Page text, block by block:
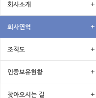
회사소개 +
회사연혁 +
조직도 +
인증보유현황 +
찾아오시는 길 +